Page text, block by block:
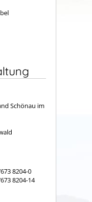
Schönau im
8204-0
8204-14